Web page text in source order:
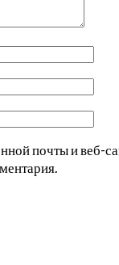
почты и веб-